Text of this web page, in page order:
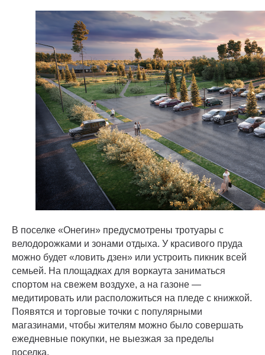
В поселке «Онегин» предусмотрены тротуары с
велодорожками и зонами отдыха. У красивого пруда
можно будет «ловить дзен» или устроить пикник всей
семьей. На площадках для воркаута заниматься
спортом на свежем воздухе, а на газоне —
медитировать или расположиться на пледе с книжкой.
Появятся и торговые точки с популярными
магазинами, чтобы жителям можно было совершать
ежедневные покупки, не выезжая за пределы
поселка.